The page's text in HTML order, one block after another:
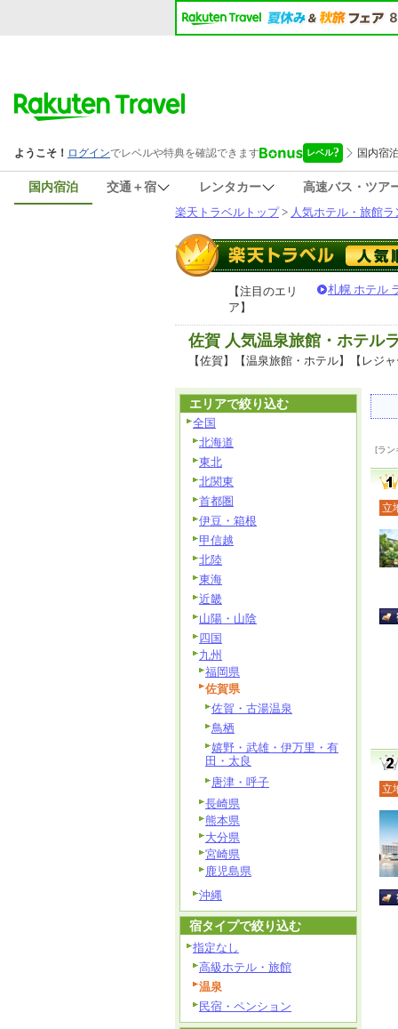
国内宿泊 交通＋宿 レンタカー
高速バス・ツア
楽天トラベルトップ> 人気ホテル・旅館ラ
【注目のエリ
ア】
札幌 ホテル
佐賀 人気温泉旅館・ホテル
【佐賀】【温泉旅館・ホテル】【レジ
[ラン
立
立
エリアで絞り込む
全国
北海道
東北
北関東
首都圏
伊豆・箱根
甲信越
北陸
東海
近畿
山陽・山陰
四国
九州
福岡県
佐賀県
佐賀・古湯温泉
鳥栖
嬉野・武雄・伊万里・有
田・太良
唐津・呼子
長崎県
熊本県
大分県
宮崎県
鹿児島県
沖縄
宿タイプで絞り込む
指定なし
高級ホテル・旅館
温泉
民宿・ペンション